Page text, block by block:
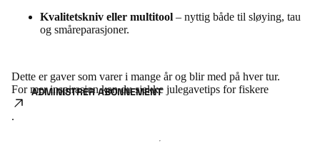
ADMINISTRER ABONNEMENT
Kvalitetskniv eller multitool – nyttig både til sløying, tau
og småreparasjoner.
Dette er gaver som varer i mange år og blir med på hver tur.
For mer inspirasjon kan du sjekke julegavetips for fiskere
.